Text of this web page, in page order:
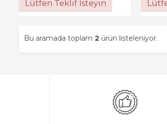
Lütfen Teklif İsteyin
Bu aramada toplam 2 ürün listeleniyor.